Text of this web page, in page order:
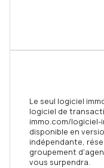
Le seul logiciel
logiciel de
immo.com/
disponible en
indépendante,
groupement
vous surpendra.